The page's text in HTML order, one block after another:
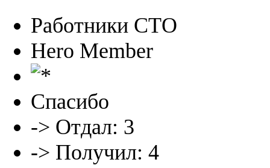
Работники СТО
Hero Member
Спасибо
-> Отдал: 3
-> Получил: 4